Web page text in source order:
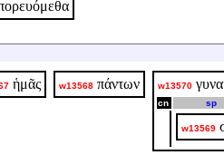
ἡμᾶς w13568 πάντων w13570
cn sp
w13569